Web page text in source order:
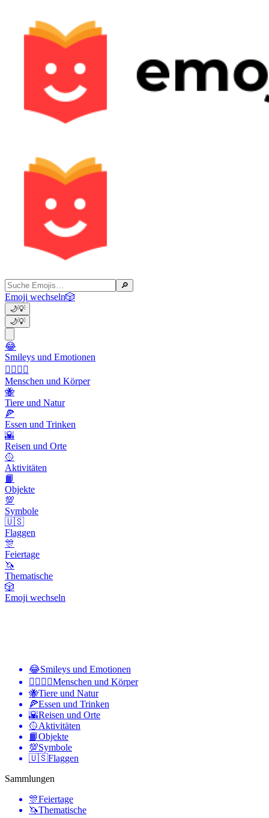
🔎
Emoji wechseln🎲
🌙💡
🌙💡
😂
Smileys und Emotionen
👩‍❤️‍💋‍👨
Menschen und Körper
🐝
Tiere und Natur
🍕
Essen und Trinken
🌇
Reisen und Orte
🥎
Aktivitäten
📙
Objekte
💯
Symbole
🇺🇸
Flaggen
🎊
Feiertage
🦄
Thematische
🎲
Emoji wechseln
😂Smileys und Emotionen
👩‍❤️‍💋‍👨Menschen und Körper
🐝Tiere und Natur
🍕Essen und Trinken
🌇Reisen und Orte
🥎Aktivitäten
📙Objekte
💯Symbole
🇺🇸Flaggen
Sammlungen
🎊Feiertage
🦄Thematische